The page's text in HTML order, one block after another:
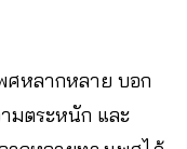
หลากหลาย บอก
มตระหนัก และ